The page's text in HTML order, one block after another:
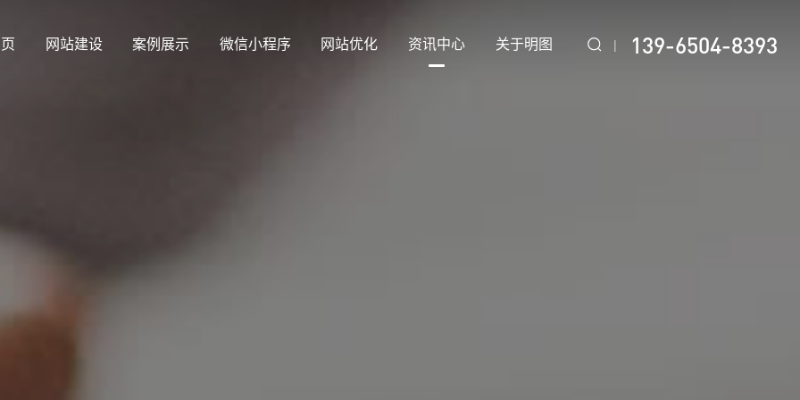
网站建设 案例展示 微信小程序 网站优化 资讯中心 关于明图 139-6504-8393